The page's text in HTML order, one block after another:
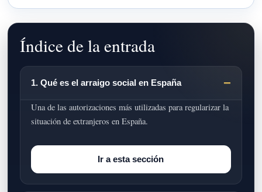
Índice de la entrada
1. Qué es el arraigo social en España
Una de las autorizaciones más utilizadas para regularizar la
situación de extranjeros en España.
Ir a esta sección